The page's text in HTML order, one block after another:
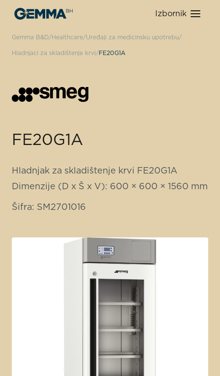
Izbornik
Gemma B&D Healthcare Uređaji za medicinsku upotrebu
Hladnjaci za skladištenje krvi FE20G1A
FE20G1A
Hladnjak za skladištenje krvi FE20G1A
Dimenzije (D x Š x V): 600 × 600 × 1560 mm
Šifra: SM2701016